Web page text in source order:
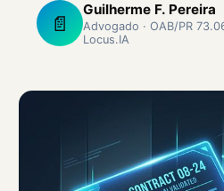
📄
Guilherme F. Pereira
Advogado · OAB/PR
Locus.IA